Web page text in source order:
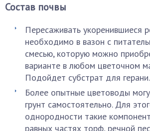
Состав почвы
Пересаживать укоренившиеся
необходимо в вазон с
смесью, которую можно
варианте в любом цветочном
Подойдет субстрат для герани.
Более опытные цветоводы
грунт самостоятельно. Для
однородности такие
равных частях торф, речной